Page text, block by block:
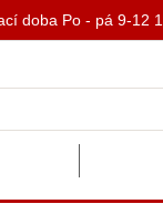
Po - pá 9-12